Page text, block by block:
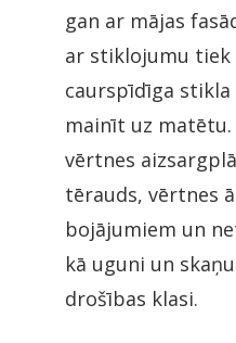
gan ar mājas
ar stiklojumu
caurspīdīga
mainīt uz matētu.
vērtnes
tērauds, vērtnes
bojājumiem un
kā uguni un
drošības klasi.